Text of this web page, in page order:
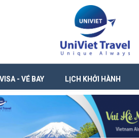
VISA - VÉ BAY LỊCH KHỞI HÀNH